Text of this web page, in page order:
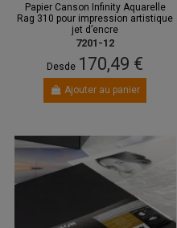
Papier Canson Infinity Aquarelle
Rag 310 pour impression artistique
jet d’encre
7201-12
Desde 170,49 €
Ajouter au panier